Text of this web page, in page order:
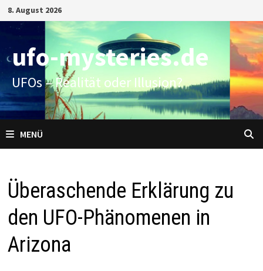
Zum
Inhalt
springen
8. August 2026
ufo-mysteries.de
UFOs – Realität oder Illusion?
MENÜ
Überaschende Erklärung zu
den UFO-Phänomenen in
Arizona